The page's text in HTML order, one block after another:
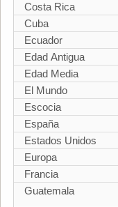
Costa Rica
Cuba
Ecuador
Edad Antigua
Edad Media
El Mundo
Escocia
España
Estados Unidos
Europa
Francia
Guatemala